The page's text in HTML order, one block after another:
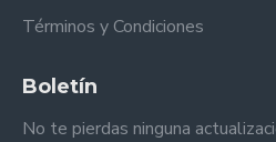
Términos y Condiciones
Boletín
No te pierdas ninguna